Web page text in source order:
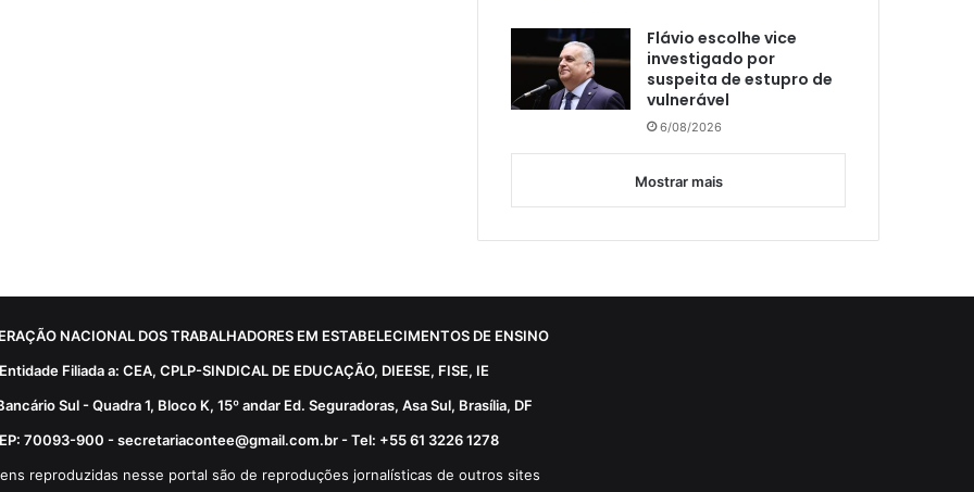
Flávio escolhe vice
investigado por
suspeita de estupro de
vulnerável
6/08/2026
Mostrar mais
NACIONAL DOS TRABALHADORES EM ESTABELECIMENTOS DE ENSINO
Entidade Filiada a: CEA, CPLP-SINDICAL DE EDUCAÇÃO, DIEESE, FISE, IE
Sul - Quadra 1, Bloco K, 15º andar Ed. Seguradoras, Asa Sul, Brasília, DF
70093-900 - secretariacontee@gmail.com.br - Tel: +55 61 3226 1278
reproduzidas nesse portal são de reproduções jornalísticas de outros sites